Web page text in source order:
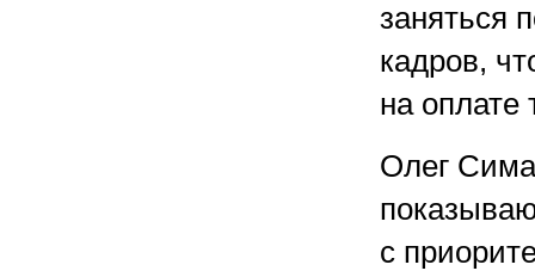
заняться
кадров,
на оплате
Олег
с